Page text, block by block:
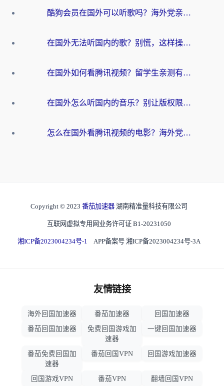
酷狗会员在国外可以听歌吗？海外党亲测有效：3步解决音乐权限难题
在国外无法听国内的歌？别慌，这样操作就能畅听QQ音乐（附亲测加速器推荐）
在国外如何看腾讯视频？留学生亲测有效的回国加速方案
在国外怎么听国内的音乐？别让版权限制断了你的华语歌单
怎么在国外看腾讯视频的电影？海外党亲测有效的回国加速指南
Copyright © 2023 番茄加速器 湖南精准量科技有限公司
互联网虚拟专用网业务许可证 B1-20231050
湘ICP备2023004234号-1 APP备案号 湘ICP备2023004234号-3A
友情链接
海外回国加速器 番茄加速器
回国加速器
番茄回国加速器
免费回国游戏加
速器
一键回国加速器
番茄免费回国加
速器
番茄回国VPN 回国游戏加速器
回国游戏VPN 番茄VPN 翻墙回国VPN